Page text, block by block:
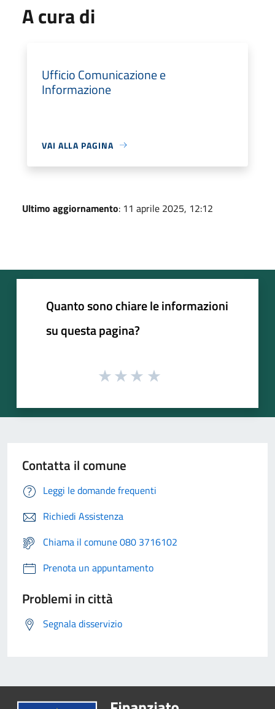
A cura di
Ufficio Comunicazione e
Informazione
VAI ALLA PAGINA
Ultimo aggiornamento: 11 aprile 2025, 12:12
Quanto sono chiare le informazioni
su questa pagina?
Contatta il comune
Leggi le domande frequenti
Richiedi Assistenza
Chiama il comune 080 3716102
Prenota un appuntamento
Problemi in città
Segnala disservizio